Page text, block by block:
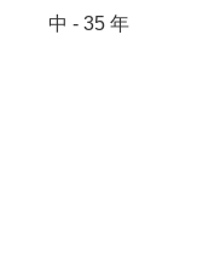
中 - 35 年